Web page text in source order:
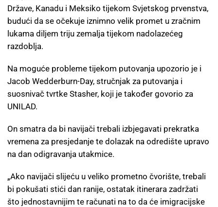
Države, Kanadu i Meksiko tijekom Svjetskog prvenstva,
budući da se očekuje iznimno velik promet u zračnim
lukama diljem triju zemalja tijekom nadolazećeg
razdoblja.
Na moguće probleme tijekom putovanja upozorio je i
Jacob Wedderburn-Day, stručnjak za putovanja i
suosnivač tvrtke Stasher, koji je također govorio za
UNILAD.
On smatra da bi navijači trebali izbjegavati prekratka
vremena za presjedanje te dolazak na odredište upravo
na dan odigravanja utakmice.
„Ako navijači slijeću u veliko prometno čvorište, trebali
bi pokušati stići dan ranije, ostatak itinerara zadržati
što jednostavnijim te računati na to da će imigracijske